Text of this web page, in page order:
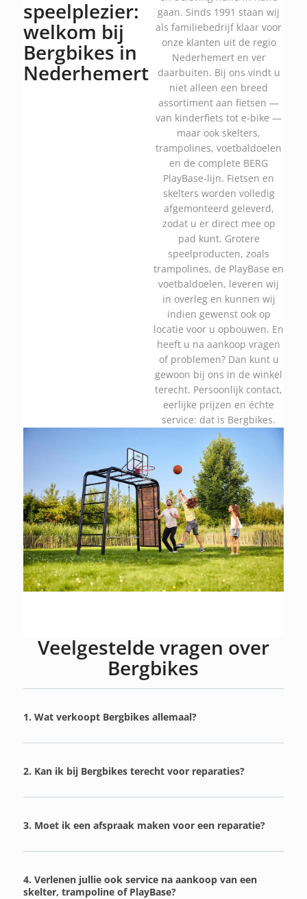
speelplezier:
welkom bij
Bergbikes in
Nederhemert
gaan. Sinds 1991 staan wij
als familiebedrijf klaar voor
onze klanten uit de regio
Nederhemert en ver
daarbuiten. Bij ons vindt u
niet alleen een breed
assortiment aan fietsen —
van kinderfiets tot e-bike —
maar ook skelters,
trampolines, voetbaldoelen
en de complete BERG
PlayBase-lijn. Fietsen en
skelters worden volledig
afgemonteerd geleverd,
zodat u er direct mee op
pad kunt. Grotere
speelproducten, zoals
trampolines, de PlayBase en
voetbaldoelen, leveren wij
in overleg en kunnen wij
indien gewenst ook op
locatie voor u opbouwen. En
heeft u na aankoop vragen
of problemen? Dan kunt u
gewoon bij ons in de winkel
terecht. Persoonlijk contact,
eerlijke prijzen en échte
service: dat is Bergbikes.
Veelgestelde vragen over
Bergbikes
1. Wat verkoopt Bergbikes allemaal?
2. Kan ik bij Bergbikes terecht voor reparaties?
3. Moet ik een afspraak maken voor een reparatie?
4. Verlenen jullie ook service na aankoop van een
skelter, trampoline of PlayBase?